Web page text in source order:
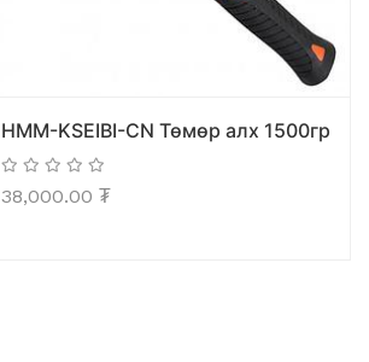
HMM-KSEIBI-CN Төмөр алх 1500гр
38,000.00 ₮